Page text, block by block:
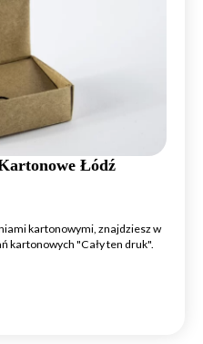
Łódź
kartonowymi, znajdziesz w
kartonowych "Cały ten druk".